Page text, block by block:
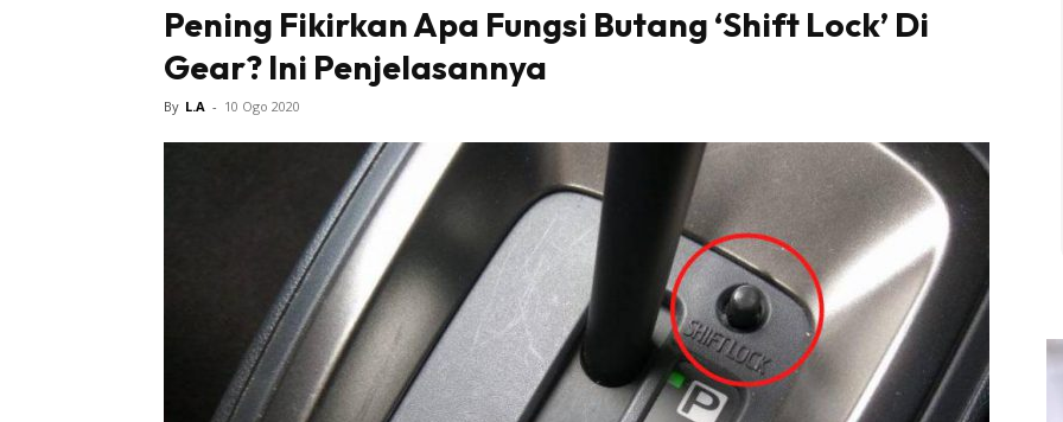
Pening Fikirkan Apa Fungsi Butang ‘Shift Lock’ Di
Gear? Ini Penjelasannya
By L.A - 10 Ogo 2020